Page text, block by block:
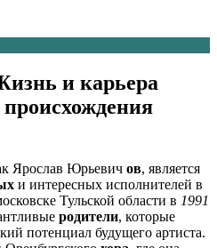
и карьера
Ярослав Юрьевич ов, является
и интересных исполнителей в
Тульской области в 1991
родители, которые
потенциал будущего артиста.